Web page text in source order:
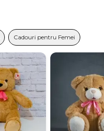
Cadouri pentru Femei